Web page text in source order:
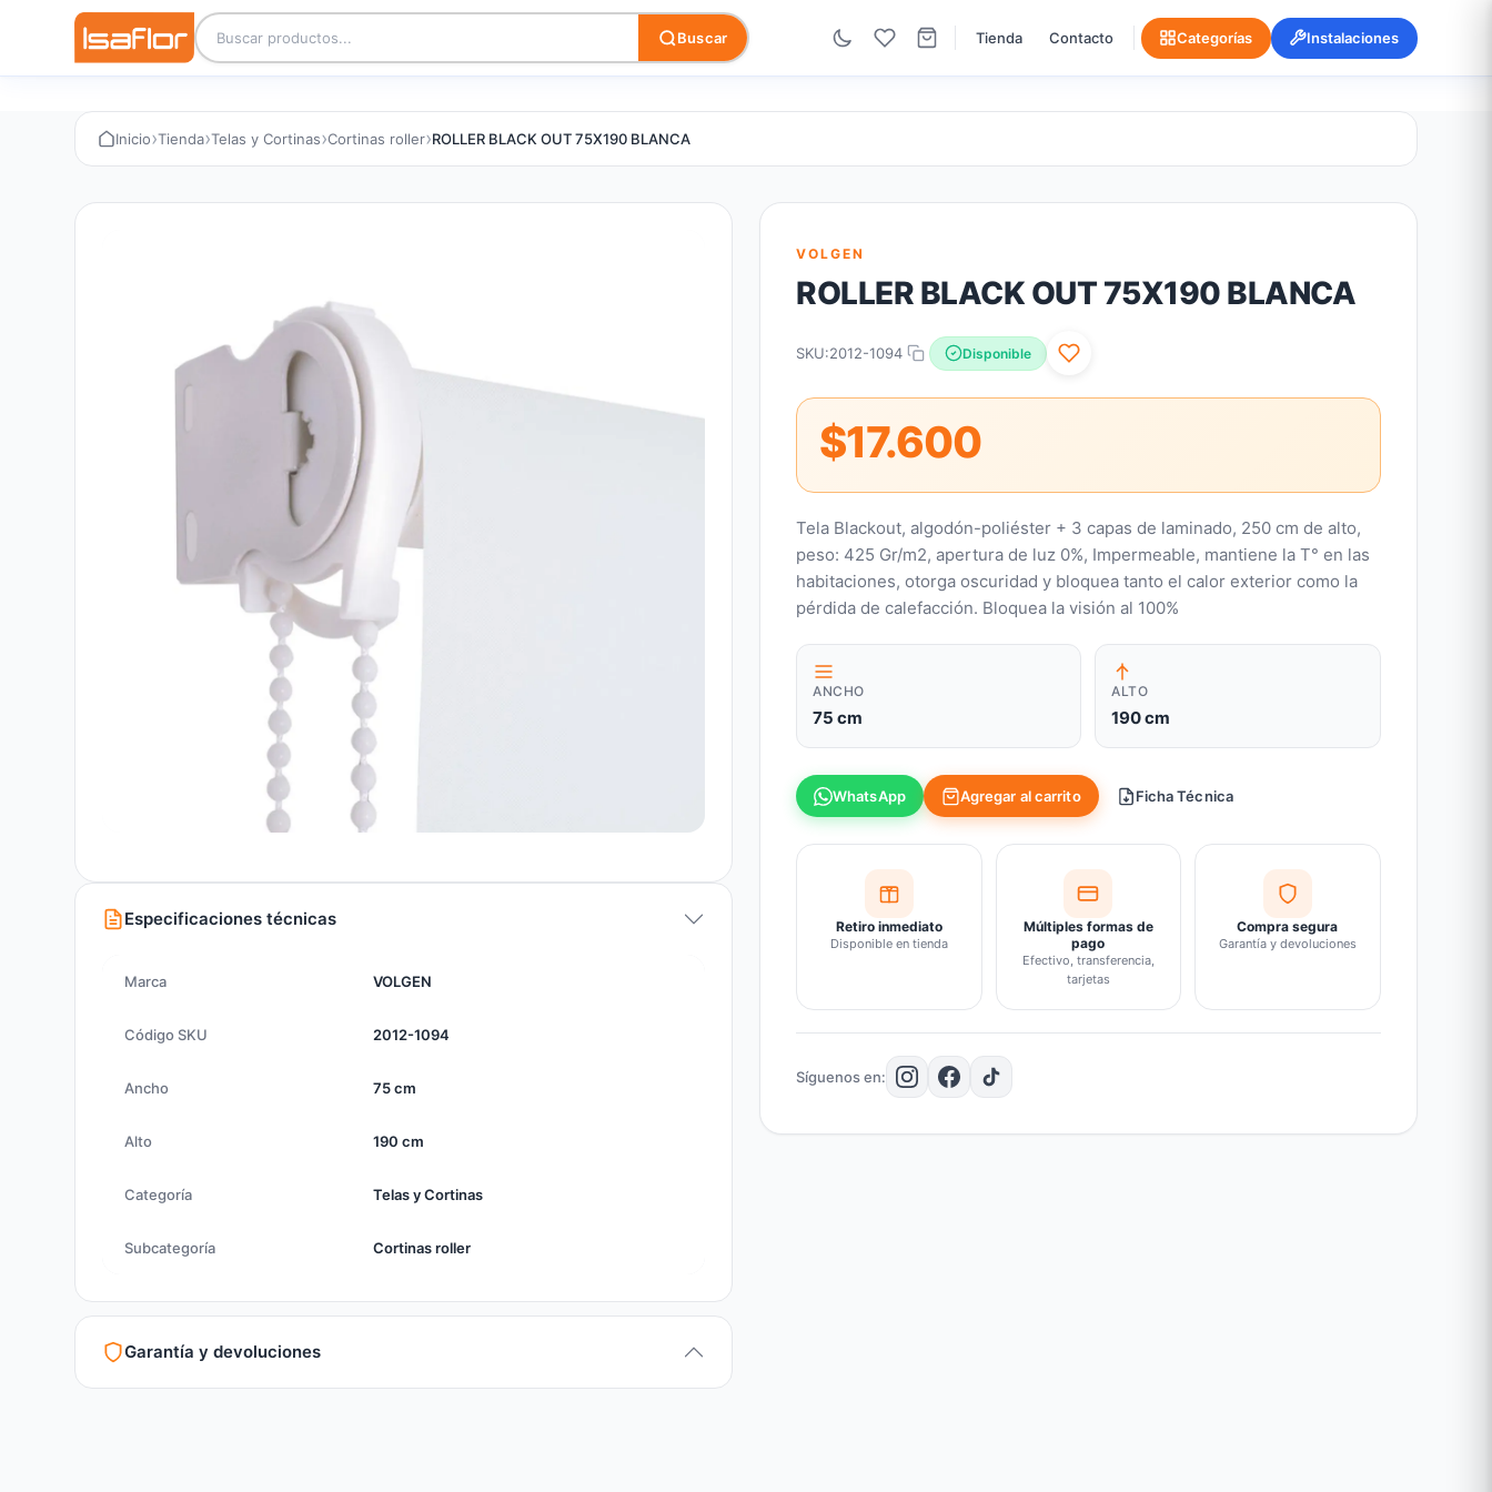
Buscar Tienda Contacto Categorías Instalaciones
Inicio›Tienda›Telas y Cortinas›Cortinas roller›ROLLER BLACK OUT 75X190 BLANCA
Especificaciones técnicas
Marca VOLGEN
Código SKU 2012-1094
Ancho 75 cm
Alto 190 cm
Categoría Telas y Cortinas
Subcategoría Cortinas roller
Garantía y devoluciones
VOLGEN
ROLLER BLACK OUT 75X190 BLANCA
SKU:2012-1094 Disponible
$17.600
Tela Blackout, algodón-poliéster + 3 capas de laminado, 250 cm de alto,
peso: 425 Gr/m2, apertura de luz 0%, Impermeable, mantiene la T° en las
habitaciones, otorga oscuridad y bloquea tanto el calor exterior como la
pérdida de calefacción. Bloquea la visión al 100%
ANCHO
75 cm
ALTO
190 cm
WhatsApp Agregar al carrito Ficha Técnica
Retiro inmediato
Disponible en tienda
Múltiples formas de
pago
Efectivo, transferencia,
tarjetas
Compra segura
Garantía y devoluciones
Síguenos en: